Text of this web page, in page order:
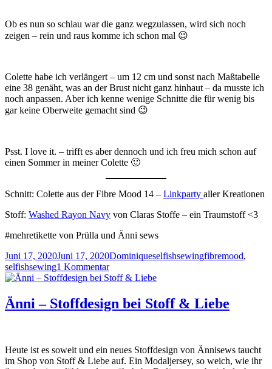
Ob es nun so schlau war die ganz wegzulassen, wird sich noch
zeigen – rein und raus komme ich schon mal 😉
Colette habe ich verlängert – um 12 cm und sonst nach Maßtabelle
eine 38 genäht, was an der Brust nicht ganz hinhaut – da musste ich
noch anpassen. Aber ich kenne wenige Schnitte die für wenig bis
gar keine Oberweite gemacht sind 😉
Psst. I love it. – trifft es aber dennoch und ich freu mich schon auf
einen Sommer in meiner Colette 🙂
Schnitt: Colette aus der Fibre Mood 14 – Linkparty aller Kreationen
Stoff: Washed Rayon Navy von Claras Stoffe – ein Traumstoff <3
#mehretikette von Prülla und Änni sews
Veröffentlicht
am
Juni 17, 2020Juni 17, 2020Autor
DominiqueKategorien
selfishsewingSchlagwörter
fibremood,
selfishsewing1 Kommentarzu
Colette
der
Fibre
Änni – Stoffdesign bei Stoff & Liebe
Heute ist es soweit und ein neues Stoffdesign von Ännisews taucht
im Shop von Stoff & Liebe auf. Ein Modaljersey, so weich, wie ihr